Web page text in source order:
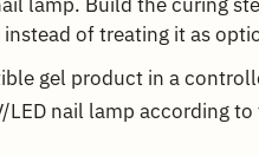
of treating it as
gel product in a
LED nail lamp according to